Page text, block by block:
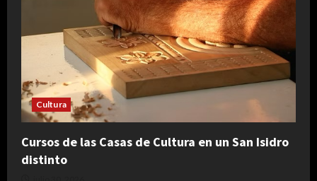
Cultura
Cursos de las Casas de Cultura en un San Isidro
distinto